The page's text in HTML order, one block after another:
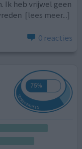
Ik heb vrijwel geen
[lees meer...]
0 reacties